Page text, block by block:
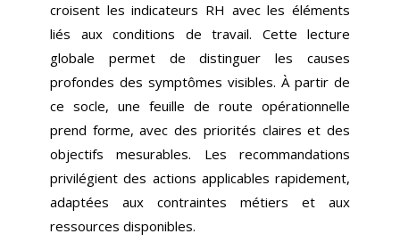
croisent les indicateurs RH avec les éléments
liés aux conditions de travail. Cette lecture
globale permet de distinguer les causes
profondes des symptômes visibles. À partir de
ce socle, une feuille de route opérationnelle
prend forme, avec des priorités claires et des
objectifs mesurables. Les recommandations
privilégient des actions applicables rapidement,
adaptées aux contraintes métiers et aux
ressources disponibles.